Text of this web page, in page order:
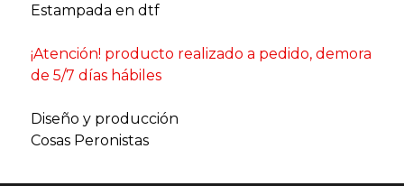
Estampada en dtf
¡Atención! producto realizado a pedido, demora
de 5/7 días hábiles
Diseño y producción
Cosas Peronistas